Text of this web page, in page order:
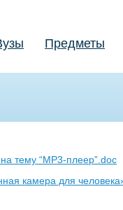
Предметы
тему “MP3-плеер”.doc
камера для